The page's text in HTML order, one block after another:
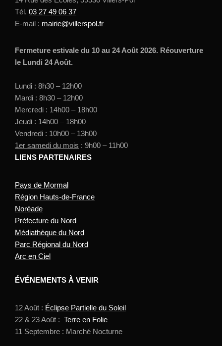
Tél. 03 27 49 06 37
E-mail : mairie@villerspol.fr
Fermeture estivale du 10 au 24 Août 2026. Réouverture
le Lundi 24 Août.
Lundi : 8h30 – 12h00
Mardi : 8h30 – 12h00
Mercredi : 14h00 – 18h00
Jeudi : 14h00 – 18h00
Vendredi : 10h00 – 13h00
1er samedi du mois : 9h00 – 11h00
LIENS PARTENAIRES
Pays de Mormal
Région Hauts-de-France
Noréade
Préfecture du Nord
Médiathèque du Nord
Parc Régional du Nord
Arc en Ciel
ÉVÉNEMENTS À VENIR
12 Août : Éclipse Partielle du Soleil
22 & 23 Août : Terre en Folie
11 Septembre : Marché Nocturne